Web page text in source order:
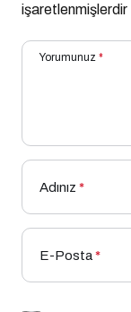
işaretlenmişlerdir
Yorumunuz *
Adınız *
E-Posta*